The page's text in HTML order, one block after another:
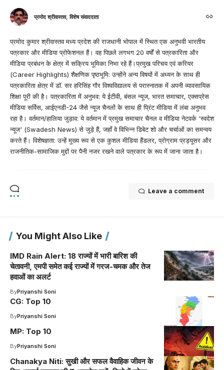
प्रमोद श्रीवास्तव, विशेष संवाददाता
प्रमोद कुमार श्रीवास्तव मध्य प्रदेश की राजधानी भोपाल में स्थित एक अनुभवी भारतीय
पत्रकार और मीडिया प्रोफेशनल हैं। वह पिछले लगभग 20 वर्षों से पत्रकारिता और
मीडिया प्रबंधन के क्षेत्र में सक्रिय भूमिका निभा रहे हैं।प्रमुख परिचय एवं करियर
(Career Highlights) शैक्षणिक पृष्ठभूमि: उन्होंने अन्य विषयों में अध्यन के साथ ही
पत्रकारिता क्षेत्र में डॉ. सर हरिसिंह गौर विश्वविद्यालय से परास्नातक में अपनी व्यावसायिक
शिक्षा पूरी की है। पत्रकारिता में अनुभव: ये ईटीवी, बंसल न्यूज, भारत समाचार, एक्सप्रेस
मीडिया सर्विस, आईएनडी-24 जैसे न्यूज चैनलों के साथ ही प्रिंट मीडिया में लंबा अनुभव
रहा है। वर्तमान/हालिया जुड़ाव: ये वर्तमान में प्रमुख समाचार चैनल व मीडिया नेटवर्क 'स्वदेश
न्यूज' (Swadesh News) से जुड़े हैं, जहाँ वे विभिन्न डिबेट शो और चर्चाओं का समन्वय
करते हैं। विशेषज्ञता: उन्हें मुख्य रूप से एक कुशल मीडिया हैंडलर, प्रोग्राम प्रड्यूसर और
राजनीतिक-सामाजिक मुद्दों पर पैनी नजर रखने वाले पत्रकार के रूप में जाना जाता है।
Leave a comment
You Might Also Like
IMD Rain Alert: 18 राज्यों में भारी बारिश की
चेतावनी, एमपी समेत कई राज्यों में गरज-चमक और तेज
हवाओं का अलर्ट
ByPriyanshi Soni
CG: Top 10
ByPriyanshi Soni
MP: Top 10
ByPriyanshi Soni
Chanakya Niti: सुखी और सफल वैवाहिक जीवन के